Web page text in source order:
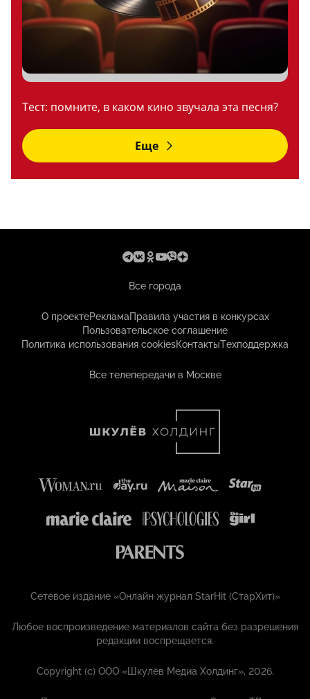
Тест: помните, в каком кино звучала эта песня?
Еще
Все города
О проектеРекламаПравила участия в конкурсах
Пользовательское соглашение
Политика использования cookiesКонтактыТехподдержка
Все телепередачи в Москве
Сетевое издание «Онлайн журнал StarHit (СтарХит)»
Любое воспроизведение материалов сайта без разрешения
редакции воспрещается.
Copyright (с) ООО «Шкулёв Медиа Холдинг», 2026.